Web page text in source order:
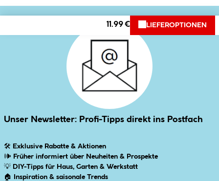
11.99 € LIEFEROPTIONEN
Unser Newsletter: Profi-Tipps direkt ins Postfach
🛠 Exklusive Rabatte & Aktionen
🕪 Früher informiert über Neuheiten & Prospekte
💡 DIY-Tipps für Haus, Garten & Werkstatt
🏠
Inspiration & saisonale Trends